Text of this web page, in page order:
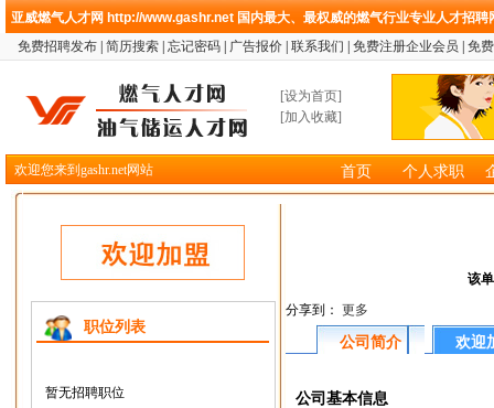
亚威燃气人才网 http://www.gashr.net 国内最大、最权威的燃气行业专业人才招
免费招聘发布 简历搜索 忘记密码 广告报价 联系我们 免费注册企业会员 免
[设为首页]
[加入收藏]
欢迎您来到gashr.net网站 首页 个人求职
职位列表
暂无招聘职位
该
分享到： 更多
公司简介 欢迎
公司基本信息